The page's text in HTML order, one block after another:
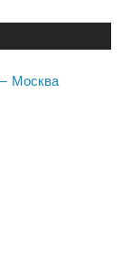
Москва